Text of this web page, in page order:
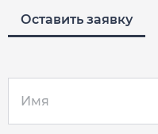
Оставить заявку